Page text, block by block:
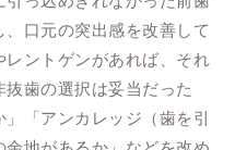
口元の突出感を改善して
ントゲンがあれば、それ
歯の選択は妥当だった
「アンカレッジ（歯を引